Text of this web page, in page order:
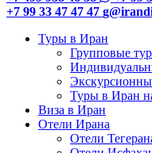
+7 99 33 47 47 47
Туры в Иран
Групповые
Туры в Иран
Виза в Иран
Отели Ирана
Отели